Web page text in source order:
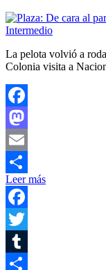
La pelota volvió a
Colonia visita a
Facebook
Mastodon
Email
Compartir
Leer más
Facebook
Twitter
Tumblr